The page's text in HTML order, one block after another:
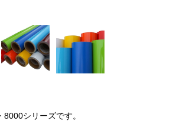
シリーズです。